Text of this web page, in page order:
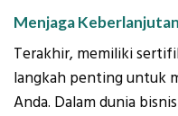
Menjaga
Terakhir, memiliki
langkah penting untuk
Anda. Dalam dunia